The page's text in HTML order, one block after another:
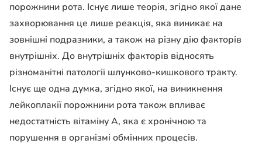
порожнини рота. Існує лише теорія, згідно якої дане
захворювання це лише реакція, яка виникає на
зовнішні подразники, а також на різну дію факторів
внутрішніх. До внутрішніх факторів відносять
різноманітні патології шлунково-кишкового тракту.
Існує ще одна думка, згідно якої, на виникнення
лейкоплакії порожнини рота також впливає
недостатність вітаміну А, яка є хронічною та
порушення в організмі обмінних процесів.